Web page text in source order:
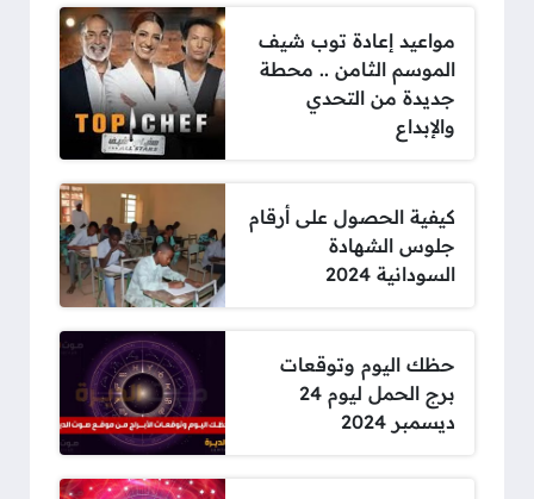
مواعيد إعادة توب شيف
الموسم الثامن .. محطة
جديدة من التحدي
والإبداع
كيفية الحصول على أرقام
جلوس الشهادة
السودانية 2024
حظك اليوم وتوقعات
برج الحمل ليوم 24
ديسمبر 2024